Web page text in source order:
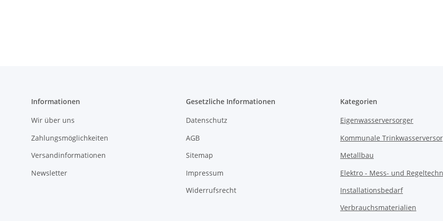
Informationen
Wir über uns
Zahlungsmöglichkeiten
Versandinformationen
Newsletter
Gesetzliche Informationen
Datenschutz
AGB
Sitemap
Impressum
Widerrufsrecht
Kategorien
Eigenwasserversorger
Kommunale
Metallbau
Elektro - Mess- und
Installationsbedarf
Verbrauchsmaterialien